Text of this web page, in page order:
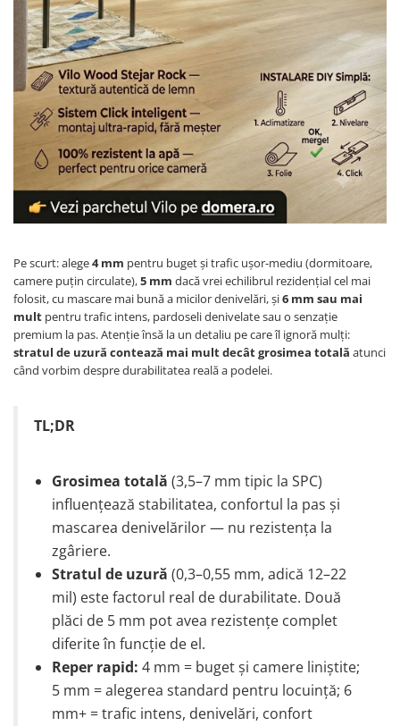
Pe scurt: alege4 mm pentru buget și trafic ușor-mediu (dormitoare,
camere puțin circulate),5 mm dacă vrei echilibrul rezidențial cel mai
folosit, cu mascare mai bună a micilor denivelări, și6 mm sau mai
mult pentru trafic intens, pardoseli denivelate sau o senzație
premium la pas. Atenție însă la un detaliu pe care îl ignoră mulți:
stratul de uzură contează mai mult decât grosimea totală atunci
când vorbim despre durabilitatea reală a podelei.
TL;DR
Grosimea totală (3,5–7 mm tipic la SPC)
influențează stabilitatea, confortul la pas și
mascarea denivelărilor — nu rezistența la
zgâriere.
Stratul de uzură (0,3–0,55 mm, adică 12–22
mil) este factorul real de durabilitate. Două
plăci de 5 mm pot avea rezistențe complet
diferite în funcție de el.
Reper rapid: 4 mm = buget și camere liniștite;
5 mm = alegerea standard pentru locuință; 6
mm+ = trafic intens, denivelări, confort